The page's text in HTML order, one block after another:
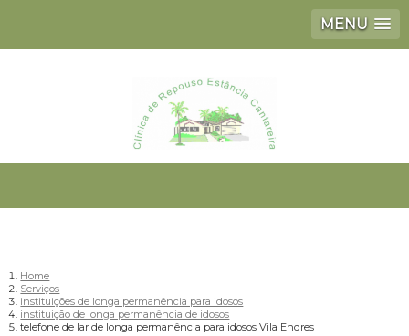
MENU
Home
Serviços
instituições de longa permanência para idosos
instituição de longa permanência de idosos
telefone de lar de longa permanência para idosos Vila Endres